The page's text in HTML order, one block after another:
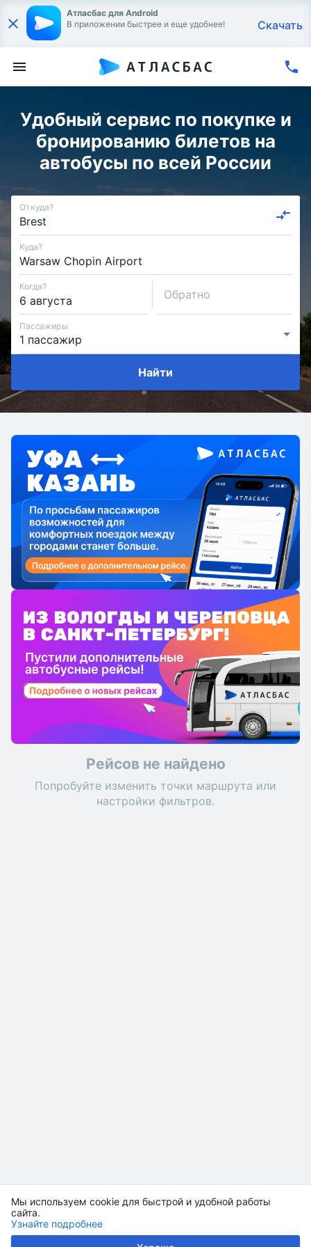
Мы используем cookie для быстрой и удобной работы
сайта.
Узнайте подробнее
Атласбас для Android
В приложении быстрее и еще удобнее!
Скачать
Удобный сервис по покупке и
бронированию билетов на
автобусы по всей России
Откуда?
Куда?
Когда?
Обратно
Пассажиры
Найти
Рейсов не найдено
Попробуйте изменить точки маршрута или
настройки фильтров.